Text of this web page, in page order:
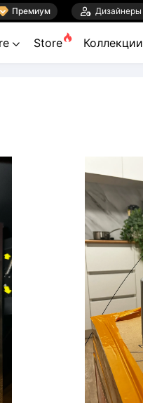
Премиум  Дизайнеры
 Store Коллекции